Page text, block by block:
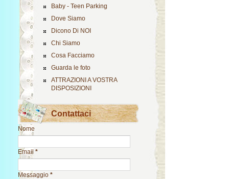
Baby - Teen Parking
Dove Siamo
Dicono Di NOI
Chi Siamo
Cosa Facciamo
Guarda le foto
ATTRAZIONI A VOSTRA
DISPOSIZIONI
Contattaci
Nome
Email *
Messaggio *